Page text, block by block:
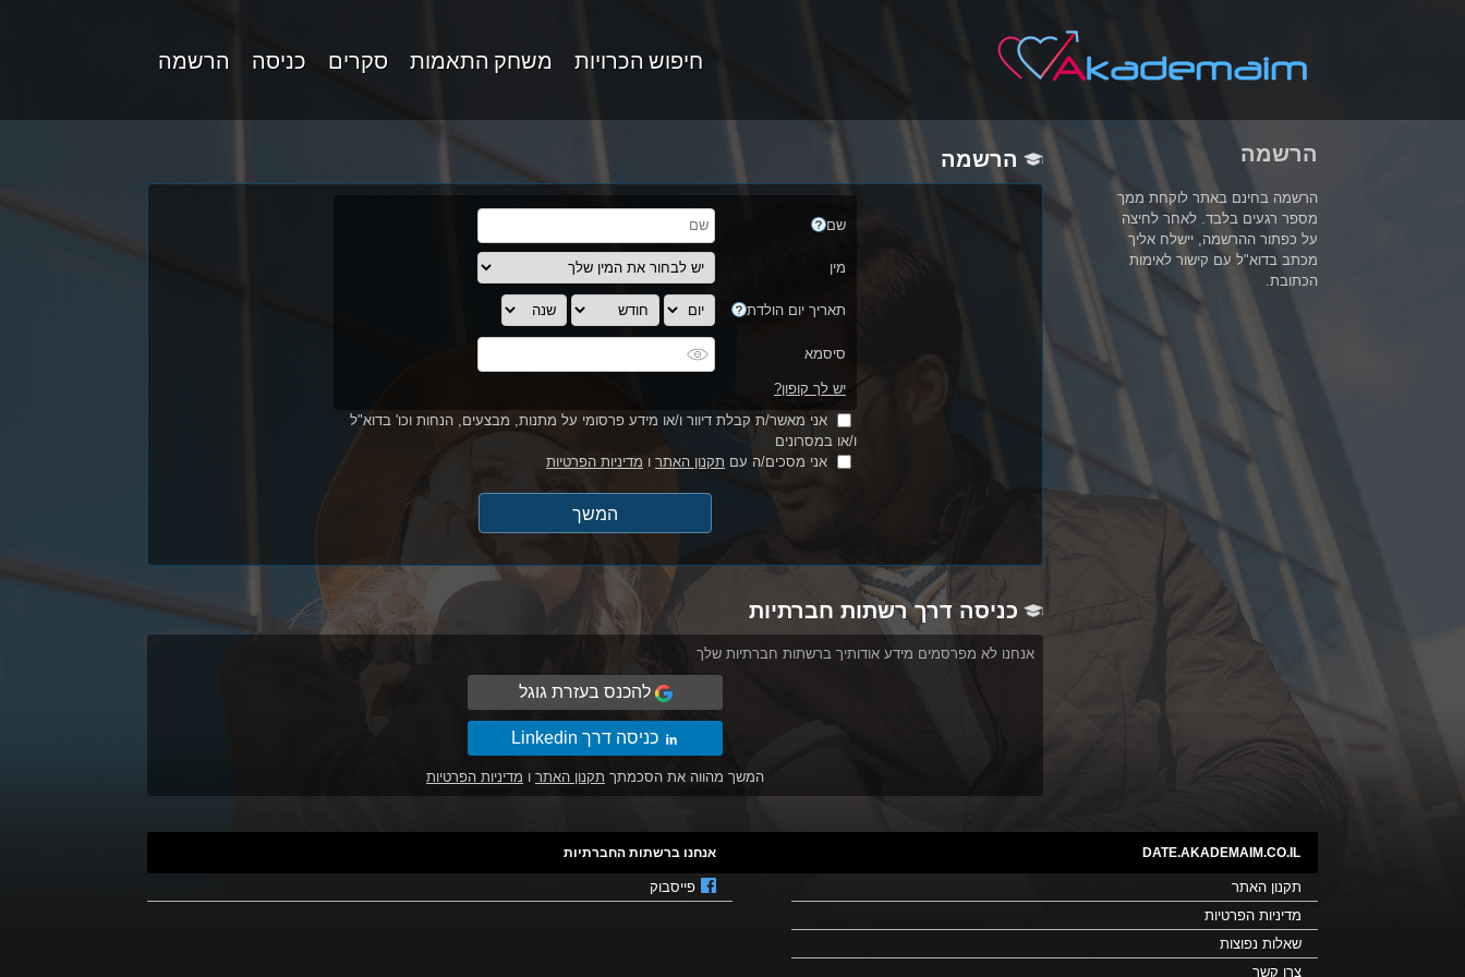
חיפוש הכרויות משחק התאמות סקרים הרשמה כניסה
הרשמה
הרשמה בחינם באתר לוקחת ממך
מספר רגעים בלבד. לאחר לחיצה
על כפתור ההרשמה, יישלח אליך
מכתב בדוא"ל עם קישור לאימות
הכתובת.
הרשמה
שם
מין
תאריך יום הולדת
סיסמא
יש לך קופון?
אני מאשר/ת קבלת דיוור ו/או מידע פרסומי על מתנות, מבצעים, הנחות וכו' בדוא"ל
ו/או במסרונים
אני מסכים/ה עם תקנון האתר ו מדיניות הפרטיות
כניסה דרך רשתות חברתיות
אנחנו לא מפרסמים מידע אודותיך ברשתות חברתיות שלך
להכנס בעזרת גוגל
כניסה דרך Linkedin
המשך מהווה את הסכמתך תקנון האתר ו מדיניות הפרטיות
DATE.AKADEMAIM.CO.IL אנחנו ברשתות החברתיות
תקנון האתר
מדיניות הפרטיות
שאלות נפוצות
צרו קשר
פייסבוק